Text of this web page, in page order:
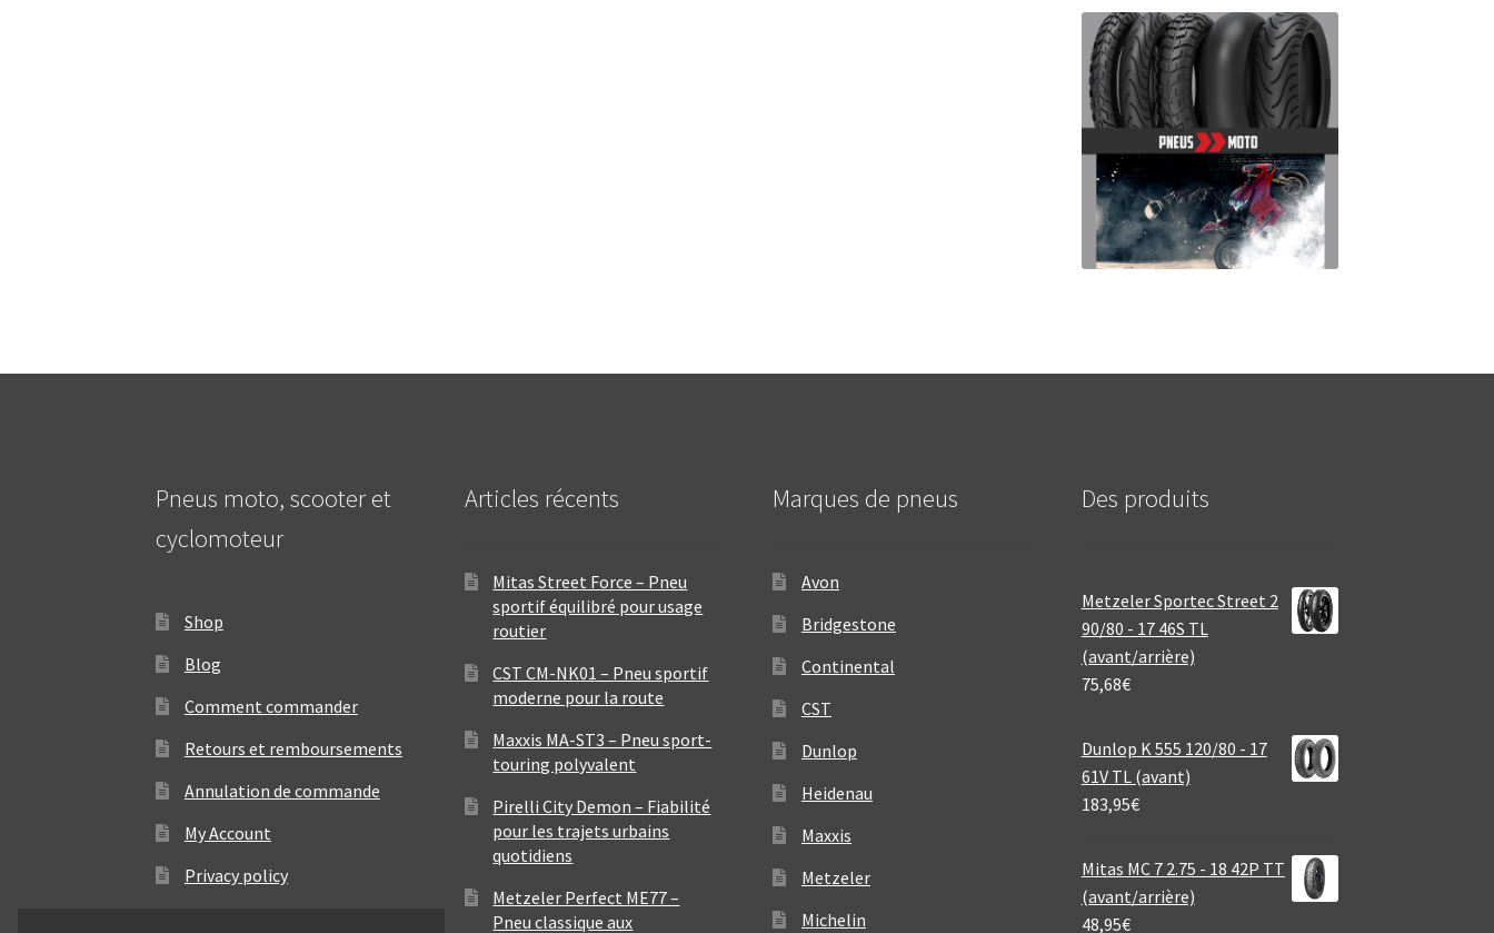
Pneus moto, scooter et
cyclomoteur
Shop
Blog
Comment commander
Retours et remboursements
Annulation de commande
My Account
Privacy policy
Articles récents
Mitas Street Force – Pneu
sportif équilibré pour usage
routier
CST CM-NK01 – Pneu sportif
moderne pour la route
Maxxis MA-ST3 – Pneu sport-
touring polyvalent
Pirelli City Demon – Fiabilité
pour les trajets urbains
quotidiens
Metzeler Perfect ME77 –
Pneu classique aux
Marques de pneus
Avon
Bridgestone
Continental
CST
Dunlop
Heidenau
Maxxis
Metzeler
Michelin
Des produits
Metzeler Sportec Street 2
90/80 - 17 46S TL
(avant/arrière)
75,68€
Dunlop K 555 120/80 - 17
61V TL (avant)
183,95€
Mitas MC 7 2.75 - 18 42P TT
(avant/arrière)
48,95€